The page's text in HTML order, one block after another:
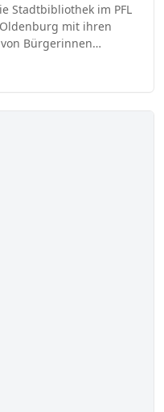
Stadtbibliothek im PFL
mit ihren
Bürgerinnen…